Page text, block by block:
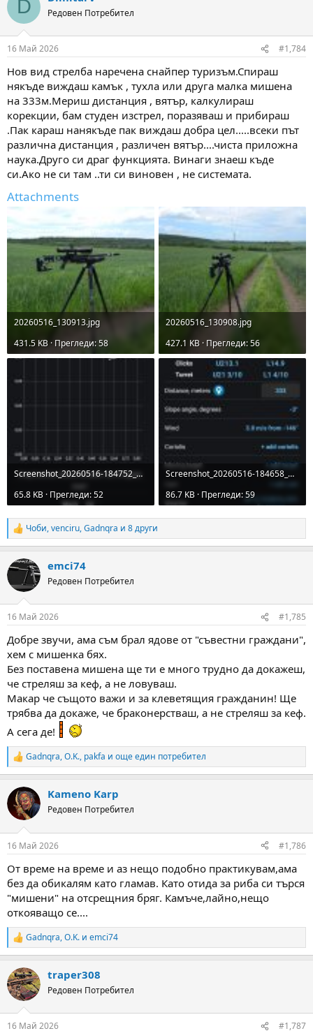
i
s
D Редовен Потребител
16 Май 2026 #1,784
Нов вид стрелба наречена снайпер туризъм.Спираш
някъде виждаш камък , тухла или друга малка мишена
на 333м.Мериш дистанция , вятър, калкулираш
корекции, бам студен изстрел, поразяваш и прибираш
.Пак караш нанякъде пак виждаш добра цел.....всеки път
различна дистанция , различен вятър....чиста приложна
наука.Друго си драг функцията. Винаги знаеш къде
си.Ако не си там ..ти си виновен , не системата.
Attachments
20260516_130913.jpg
431.5 KB · Прегледи: 58
20260516_130908.jpg
427.1 KB · Прегледи: 56
Screenshot_20260516-184752_Chairgun Elite.jpg
65.8 KB · Прегледи: 52
Screenshot_20260516-184658_Chairgun Elite.jpg
86.7 KB · Прегледи: 59
R
e
c
i
s
Чоби,venciru,Gadnqra и 8 други
emci74
Редовен Потребител
16 Май 2026 #1,785
Добре звучи, ама съм брал ядове от "съвестни граждани",
хем с мишенка бях.
Без поставена мишена ще ти е много трудно да докажеш,
че стреляш за кеф, а не ловуваш.
Макар че същото важи и за клеветящия гражданин! Ще
трябва да докаже, че браконерстваш, а не стреляш за кеф.
А сега де!
R
e
c
t
i
s
Gadnqra,O.K., pakfa и още един потребител
Kameno Karp
Редовен Потребител
16 Май 2026 #1,786
От време на време и аз нещо подобно практикувам,ама
без да обикалям като гламав. Като отида за риба си търся
"мишени" на отсрещния бряг. Камъче,лайно,нещо
откояващо се....
R
e
c
t
i
Gadnqra,O.K. и emci74
traper308
Редовен Потребител
16 Май 2026 #1,787